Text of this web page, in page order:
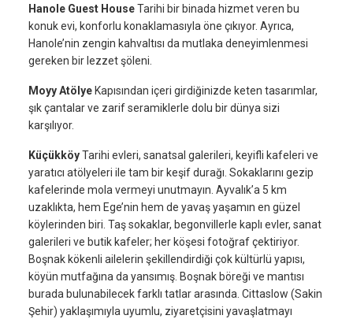
Hanole Guest HouseTarihi bir binada hizmet veren bu
konuk evi, konforlu konaklamasıyla öne çıkıyor. Ayrıca,
Hanole’nin zengin kahvaltısı da mutlaka deneyimlenmesi
gereken bir lezzet şöleni.
Moyy Atölye Kapısından içeri girdiğinizde keten tasarımlar,
şık çantalar ve zarif seramiklerle dolu bir dünya sizi
karşılıyor.
KüçükköyTarihi evleri, sanatsal galerileri, keyifli kafeleri ve
yaratıcı atölyeleri ile tam bir keşif durağı. Sokaklarını gezip
kafelerinde mola vermeyi unutmayın. Ayvalık’a 5 km
uzaklıkta, hem Ege’nin hem de yavaş yaşamın en güzel
köylerinden biri. Taş sokaklar, begonvillerle kaplı evler, sanat
galerileri ve butik kafeler; her köşesi fotoğraf çektiriyor.
Boşnak kökenli ailelerin şekillendirdiği çok kültürlü yapısı,
köyün mutfağına da yansımış. Boşnak böreği ve mantısı
burada bulunabilecek farklı tatlar arasında. Cittaslow (Sakin
Şehir) yaklaşımıyla uyumlu, ziyaretçisini yavaşlatmayı